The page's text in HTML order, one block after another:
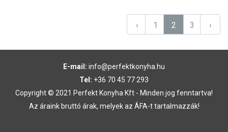
‹ 1 2 3 ›
E-mail: info@perfektkonyha.hu
Tel: +36 70 45 77 293
Copyright © 2021 Perfekt Konyha Kft - Minden jog fenntartva!
Az áraink bruttó árak, melyek az ÁFA-t tartalmazzák!